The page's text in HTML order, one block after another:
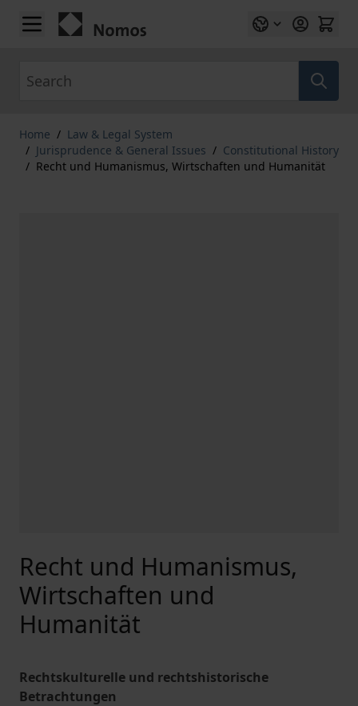
Skip to Content
Home / Law & Legal System
/ Jurisprudence & General Issues / Constitutional History
/ Recht und Humanismus, Wirtschaften und Humanität
Recht und Humanismus,
Wirtschaften und
Humanität
Rechtskulturelle und rechtshistorische
Betrachtungen